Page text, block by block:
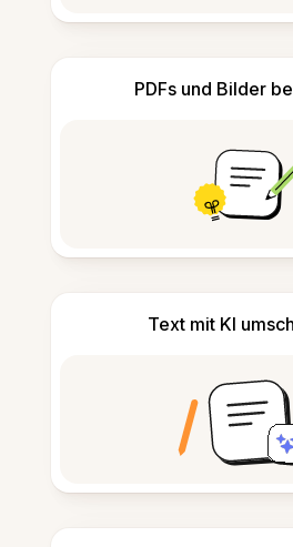
PDFs und Bilder
Text mit KI